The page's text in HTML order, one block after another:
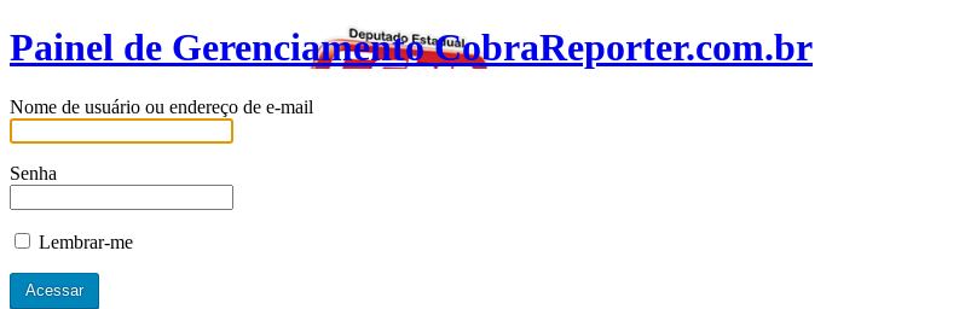
Painel de Gerenciamento CobraReporter.com.br
Nome de usuário ou endereço de e-mail
Senha
Lembrar-me